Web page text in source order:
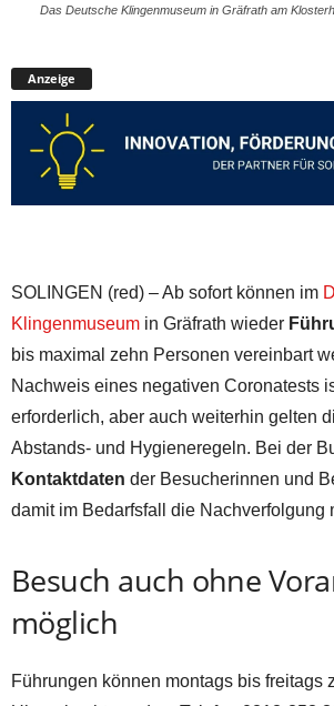
Das Deutsche Klingenmuseum in Gräfrath am
Anzeige
SOLINGEN (red) – Ab sofort können im
Klingenmuseum in Gräfrath wieder
bis maximal zehn Personen vereinbart
Nachweis eines negativen Coronatests
erforderlich, aber auch weiterhin gelten
Abstands- und Hygieneregeln. Bei der
Kontaktdaten der Besucherinnen und
damit im Bedarfsfall die Nachverfolgung
Besuch auch ohne
möglich
Führungen können montags bis freitags